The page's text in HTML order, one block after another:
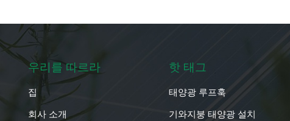
우리를 따르라
집
회사 소개
핫 태그
태양광 루프훅
기와지붕 태양광 설치